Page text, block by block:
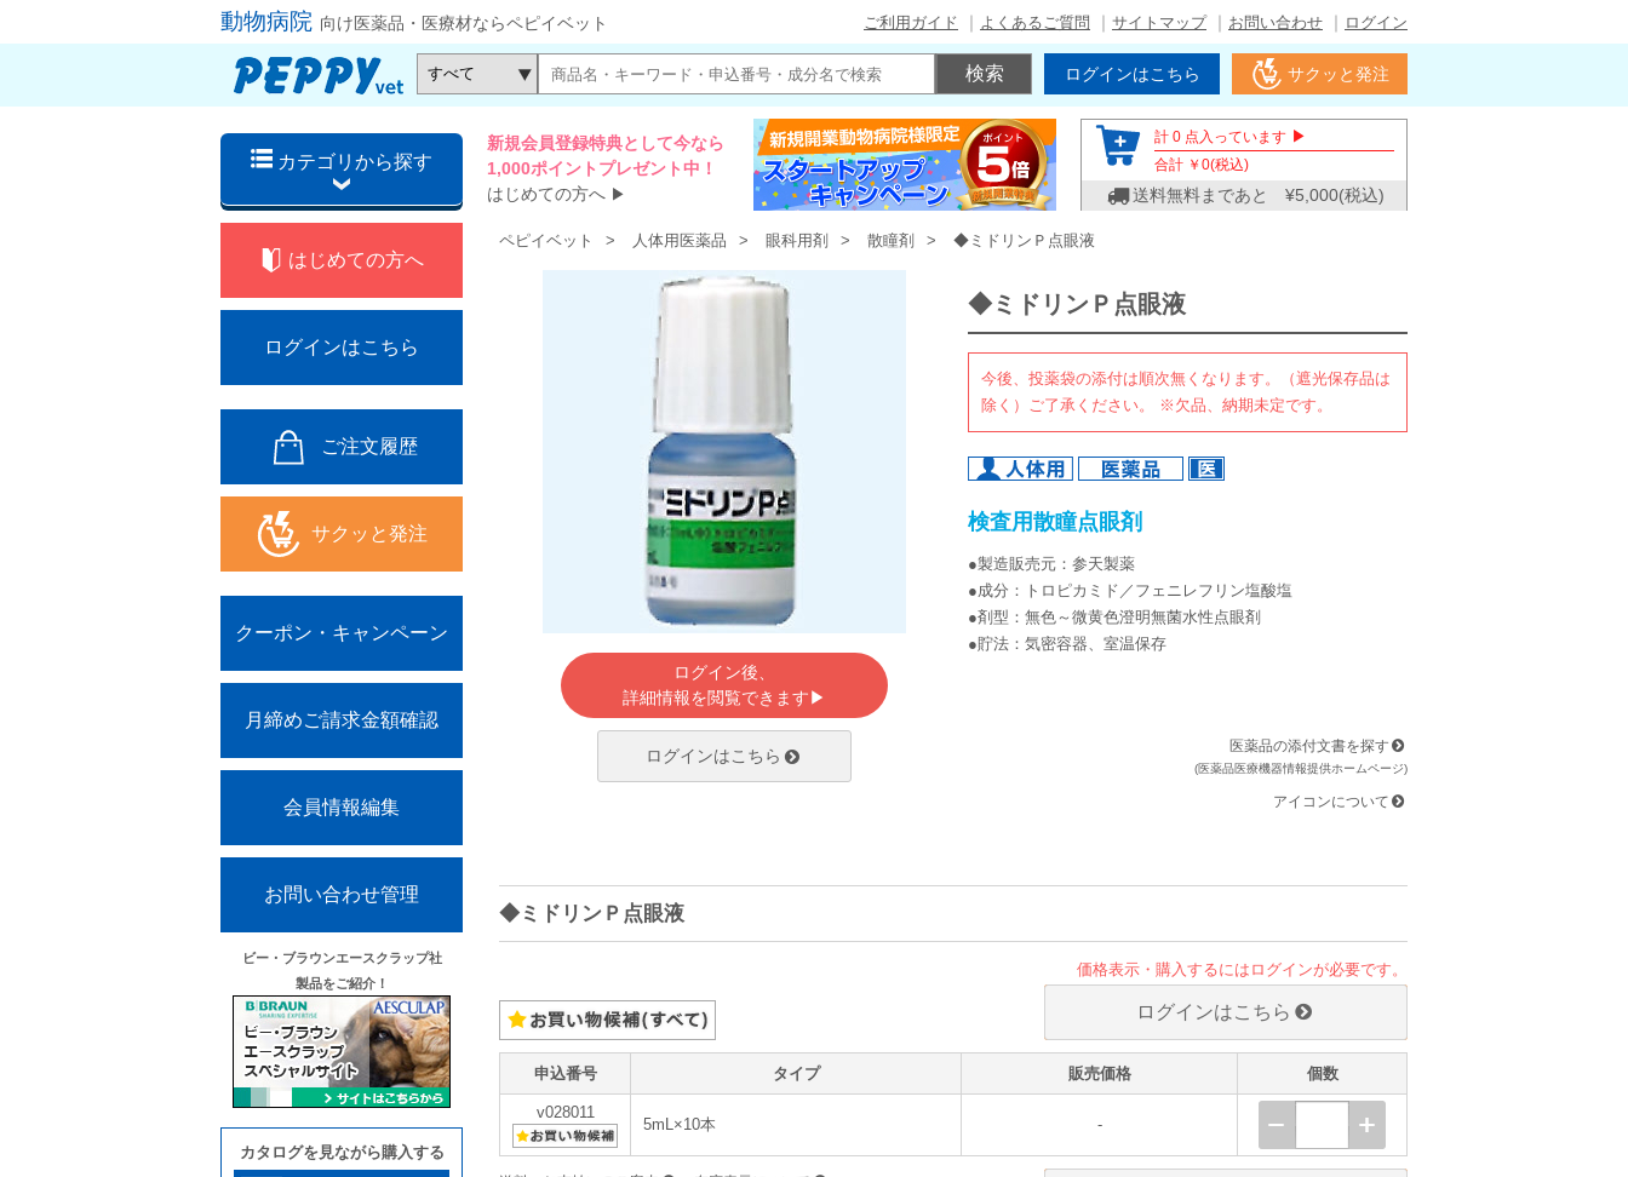
動物病院 向け医薬品・医療材ならペピイベット ご利用ガイド よくあるご質問 サイトマップ お問い合わせ ログイン
ログインはこちら サクッと発注
カテゴリから探す
新規会員登録特典として今なら
1,000ポイントプレゼント中！
はじめての方へ ▶
計 0 点入っています ▶
合計 ￥ 0(税込)
送料無料まであと ¥5,000(税込)
はじめての方へ
ログインはこちら
ご注文履歴
サクッと発注
クーポン・キャンペーン
月締めご請求金額確認
会員情報編集
お問い合わせ管理
ビー・ブラウンエースクラップ社
製品をご紹介！
カタログを見ながら購入する
ペピイベット 人体用医薬品 眼科用剤 散瞳剤 ◆ミドリンＰ点眼液
ログイン後、
詳細情報を閲覧できます▶
ログインはこちら
◆ミドリンＰ点眼液
今後、投薬袋の添付は順次無くなります。（遮光保存品は
除く）ご了承ください。 ※欠品、納期未定です。
検査用散瞳点眼剤
●製造販売元：参天製薬
●成分：トロピカミド／フェニレフリン塩酸塩
●剤型：無色～微黄色澄明無菌水性点眼剤
●貯法：気密容器、室温保存
医薬品の添付文書を探す
(医薬品医療機器情報提供ホームページ)
アイコンについて
◆ミドリンＰ点眼液
価格表示・購入するにはログインが必要です。
ログインはこちら
申込番号 タイプ 販売価格 個数
v028011
5mL×10本 -